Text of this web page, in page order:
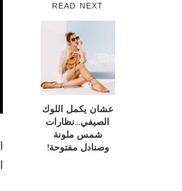
READ NEXT
عشان يكمل اللوك
الصيفي…نظارات
شمس ملونة
وصنادل مفتوحة!